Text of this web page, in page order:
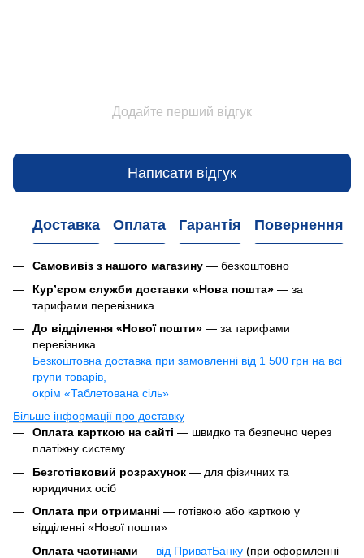
Додайте перший відгук
Написати відгук
Доставка Оплата Гарантія Повернення
Самовивіз з нашого магазину — безкоштовно
Кур’єром служби доставки «Нова пошта» — за
тарифами перевізника
До відділення «Нової пошти» — за тарифами
перевізника
Безкоштовна доставка при замовленні від 1 500 грн на всі
групи товарів,
окрім «Таблетована сіль»
Більше інформації про доставку
Оплата карткою на сайті — швидко та безпечно через
платіжну систему
Безготівковий розрахунок — для фізичних та
юридичних осіб
Оплата при отриманні — готівкою або карткою у
відділенні «Нової пошти»
Оплата частинами — від ПриватБанку (при оформленні